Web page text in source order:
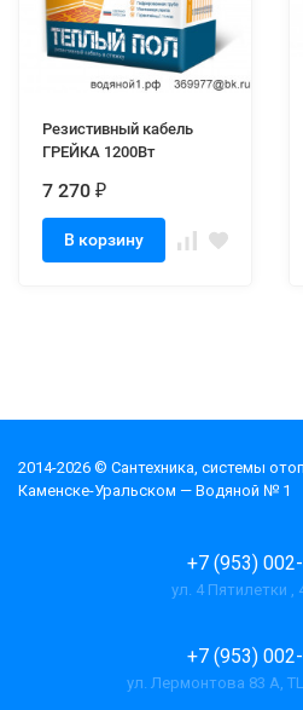
Резистивный кабель
ГРЕЙКА 1200Вт
7 270 ₽
В корзину
2014-2026 © Cантехника, системы
Каменске-Уральском — Водяной № 1
+7 (953)
ул. 4 Пятилетки ,
+7 (953)
ул. Лермонтова 83 А,